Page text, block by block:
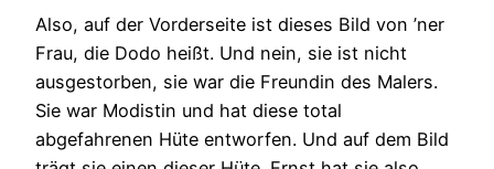
Also, auf der Vorderseite ist dieses Bild von ’ner
Frau, die Dodo heißt. Und nein, sie ist nicht
ausgestorben, sie war die Freundin des Malers.
Sie war Modistin und hat diese total
abgefahrenen Hüte entworfen. Und auf dem Bild